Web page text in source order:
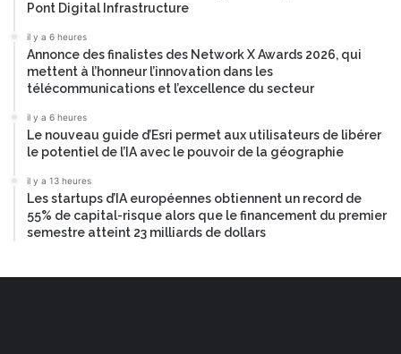
Pont Digital Infrastructure
il y a 6 heures
Annonce des finalistes des Network X Awards 2026, qui
mettent à l’honneur l’innovation dans les
télécommunications et l’excellence du secteur
il y a 6 heures
Le nouveau guide d’Esri permet aux utilisateurs de libérer
le potentiel de l’IA avec le pouvoir de la géographie
il y a 13 heures
Les startups d’IA européennes obtiennent un record de
55% de capital-risque alors que le financement du premier
semestre atteint 23 milliards de dollars